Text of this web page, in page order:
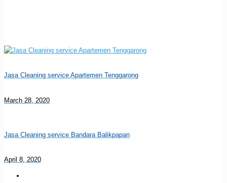
Jasa Cleaning service Apartemen Tenggarong
March 28, 2020
Jasa Cleaning service Bandara Balikpapan
April 8, 2020